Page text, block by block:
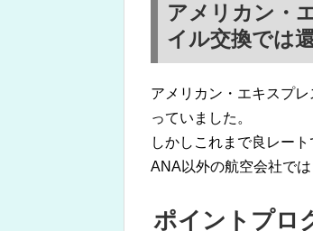
アメリカン・
イル交換では
アメリカン・エキスプ
っていました。
しかしこれまで良レー
ANA以外の航空会社で
ポイントプロ